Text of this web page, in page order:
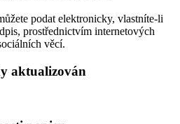
podat elektronicky, vlastníte-li
prostřednictvím internetových
věcí.
aktualizován